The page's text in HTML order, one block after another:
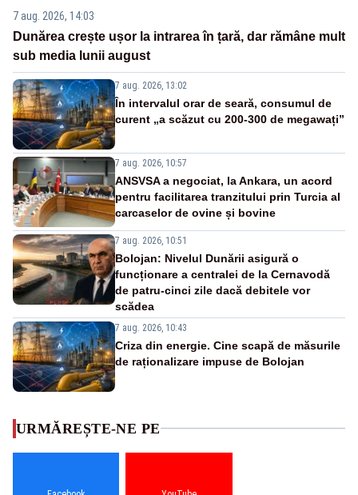
7 aug. 2026, 14:03
Dunărea crește ușor la intrarea în țară, dar rămâne mult
sub media lunii august
7 aug. 2026, 13:02
În intervalul orar de seară, consumul de
curent „a scăzut cu 200-300 de megawați”
7 aug. 2026, 10:57
ANSVSA a negociat, la Ankara, un acord
pentru facilitarea tranzitului prin Turcia al
carcaselor de ovine și bovine
7 aug. 2026, 10:51
Bolojan: Nivelul Dunării asigură o
funcționare a centralei de la Cernavodă
de patru-cinci zile dacă debitele vor
scădea
7 aug. 2026, 10:43
Criza din energie. Cine scapă de măsurile
de raționalizare impuse de Bolojan
URMĂREȘTE-NE PE